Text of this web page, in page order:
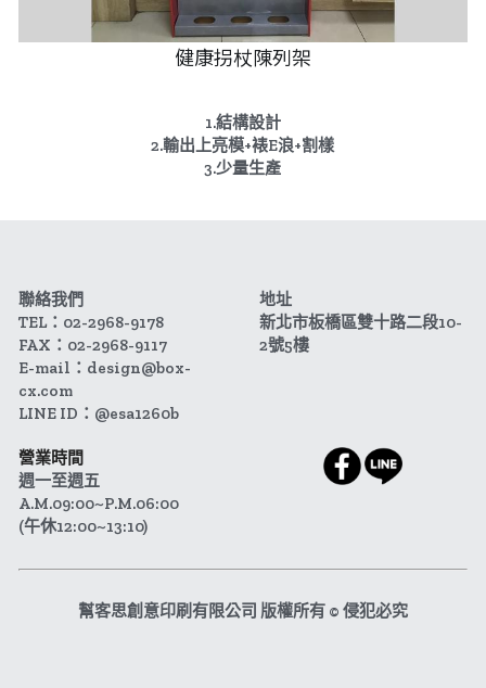
健康拐杖陳列架
1.結構設計
2.輸出上亮模+裱E浪+割樣
3.少量生產
聯絡我們
TEL：02-2968-9178
FAX：02-2968-9117
E-mail：design@box-
cx.com
LINE ID：@esa1260b
地址
新北市板橋區雙十路二段10-
2號5樓
營業時間
週一至週五
A.M.09:00~P.M.06:00
(午休12:00~13:10)
幫客思創意印刷有限公司 版權所有 © 侵犯必究